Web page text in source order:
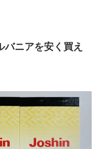
バニアを安く買え